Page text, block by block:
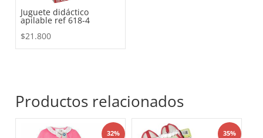
Juguete didáctico
apilable ref 618-4
$21.800
Productos relacionados
32% 35%